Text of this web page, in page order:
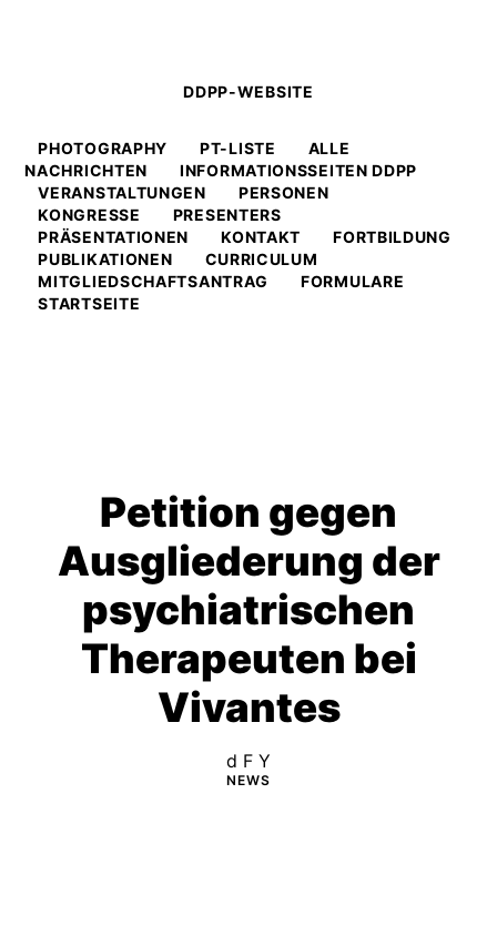
DDPP-WEBSITE
PHOTOGRAPHY PT-LISTE
ALLE
NACHRICHTEN
INFORMATIONSSEITEN DDPP
VERANSTALTUNGEN
PERSONEN
KONGRESSE
PRESENTERS
PRÄSENTATIONEN
KONTAKT
FORTBILDUNG
PUBLIKATIONEN
CURRICULUM
MITGLIEDSCHAFTSANTRAG
FORMULARE
STARTSEITE
Petition gegen
Ausgliederung der
psychiatrischen
Therapeuten bei
Vivantes
d F Y
NEWS